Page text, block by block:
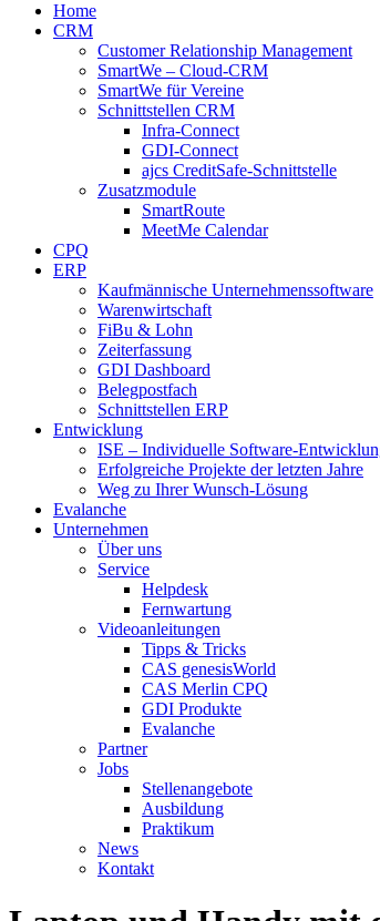
Home
CRM
Customer Relationship Management
SmartWe – Cloud-CRM
SmartWe für Vereine
Schnittstellen CRM
Infra-Connect
GDI-Connect
ajcs CreditSafe-Schnittstelle
Zusatzmodule
SmartRoute
MeetMe Calendar
CPQ
ERP
Kaufmännische Unternehmenssoftware
Warenwirtschaft
FiBu & Lohn
Zeiterfassung
GDI Dashboard
Belegpostfach
Schnittstellen ERP
Entwicklung
ISE – Individuelle Software-
Erfolgreiche Projekte der letzten Jahre
Weg zu Ihrer Wunsch-Lösung
Evalanche
Unternehmen
Über uns
Service
Helpdesk
Fernwartung
Videoanleitungen
Tipps & Tricks
CAS genesisWorld
CAS Merlin CPQ
GDI Produkte
Evalanche
Partner
Jobs
Stellenangebote
Ausbildung
Praktikum
News
Kontakt